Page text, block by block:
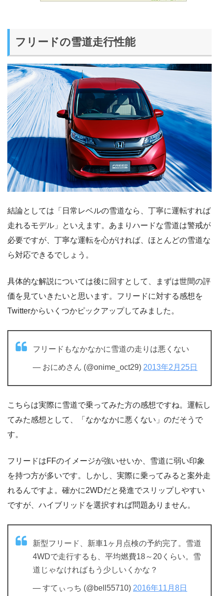
フリードの雪道走行性能
結論としては「日常レベルの雪道なら、丁寧に運転すれば
走れるモデル」といえます。あまりハードな雪道は警戒が
必要ですが、丁寧な運転を心がければ、ほとんどの雪道な
ら対応できるでしょう。
具体的な解説については後に回すとして、まずは世間の評
価を見ていきたいと思います。フリードに対する感想を
Twitterからいくつかピックアップしてみました。
フリードもなかなかに雪道の走りは悪くない
— おにめさん (@onime_oct29) 2013年2月25日
こちらは実際に雪道で乗ってみた方の感想ですね。運転し
てみた感想として、「なかなかに悪くない」のだそうで
す。
フリードはFFのイメージが強いせいか、雪道に弱い印象
を持つ方が多いです。しかし、実際に乗ってみると案外走
れるんですよ。確かに2WDだと発進でスリップしやすい
ですが、ハイブリッドを選択すれば問題ありません。
新型フリード、新車1ヶ月点検の予約完了。雪道
4WDで走行するも、平均燃費18～20くらい。雪
道じゃなければもう少しいくかな？
— すてぃっち (@bell55710) 2016年11月8日